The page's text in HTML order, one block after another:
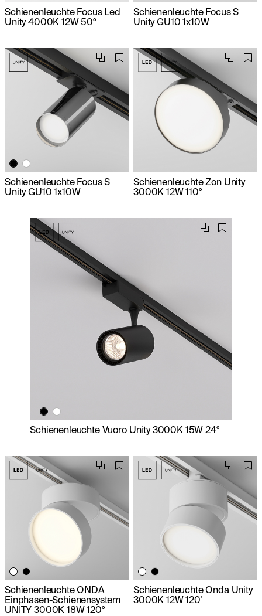
Schienenleuchte Focus Led
Unity 4000K 12W 50°
Schienenleuchte Focus S
Unity GU10 1x10W
Schienenleuchte Focus S
Unity GU10 1x10W
Schienenleuchte Zon Unity
3000K 12W 110°
Schienenleuchte Vuoro Unity 3000K 15W 24°
Schienenleuchte ONDA
Einphasen-Schienensystem
UNITY 3000K 18W 120°
Schienenleuchte Onda Unity
3000K 12W 120˚